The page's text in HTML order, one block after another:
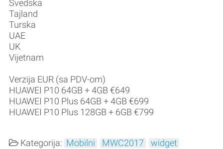
Švedska
Tajland
Turska
UAE
UK
Vijetnam
Verzija EUR (sa PDV-om)
HUAWEI P10 64GB + 4GB €649
HUAWEI P10 Plus 64GB + 4GB €699
HUAWEI P10 Plus 128GB + 6GB €799
Kategorija: Mobilni MWC2017 widget